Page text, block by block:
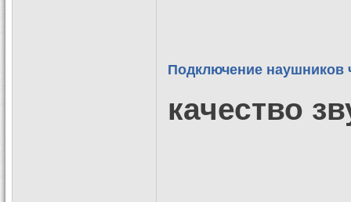
Подключение наушников
качество